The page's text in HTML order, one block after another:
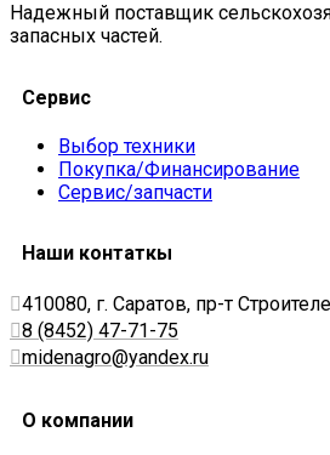
Надежный поставщик
запасных частей.
Сервис
Выбор техники
Покупка/Финансирование
Сервис/запчасти
Наши контаткы
410080, г. Саратов, пр-т
8 (8452) 47-71-75
midenagro@yandex.ru
О компании